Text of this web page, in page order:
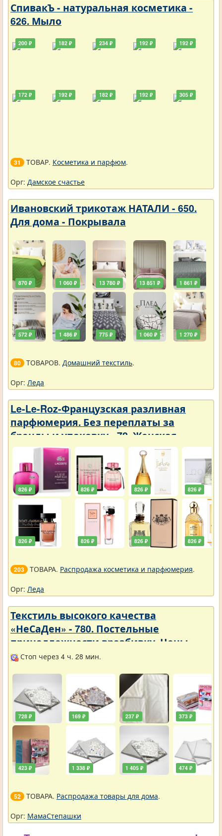
СпивакЪ - натуральная косметика -
626. Мыло
200 ₽
172 ₽
182 ₽
192 ₽
234 ₽
182 ₽
192 ₽
192 ₽
192 ₽
305 ₽
31 ТОВАР. Косметика и парфюм.
Орг: Дамское счастье
Ивановский трикотаж НАТАЛИ - 650.
Для дома - Покрывала
870 ₽
572 ₽
1 060 ₽
1 486 ₽
13 780 ₽
775 ₽
13 851 ₽
1 060 ₽
1 861 ₽
1 270 ₽
80 ТОВАРОВ. Домашний текстиль.
Орг: Леда
Le-Le-Roz-Французская разливная
парфюмерия. Без переплаты за
бренды и упаковку - 72. Женская -
Парфюмерия с фиксатором 50 ml
826 ₽
826 ₽
826 ₽
826 ₽
826 ₽
826 ₽
826 ₽
826 ₽
203 ТОВАРА. Распродажа косметика и парфюмерия.
Орг: Леда
Текстиль высокого качества
«НеСаДен» - 780. Постельные
принадлежности вразбивку. Цены
упали
Стоп через 4 ч. 28 мин.
728 ₽
423 ₽
169 ₽
1 338 ₽
237 ₽
1 405 ₽
373 ₽
474 ₽
52 ТОВАРА. Распродажа товары для дома.
Орг: МамаСтепашки